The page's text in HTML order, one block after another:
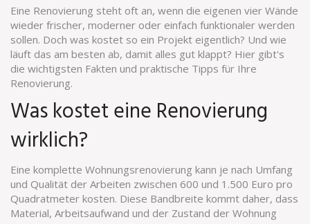
Eine Renovierung steht oft an, wenn die eigenen vier Wände
wieder frischer, moderner oder einfach funktionaler werden
sollen. Doch was kostet so ein Projekt eigentlich? Und wie
läuft das am besten ab, damit alles gut klappt? Hier gibt's
die wichtigsten Fakten und praktische Tipps für Ihre
Renovierung.
Was kostet eine Renovierung
wirklich?
Eine komplette Wohnungsrenovierung kann je nach Umfang
und Qualität der Arbeiten zwischen 600 und 1.500 Euro pro
Quadratmeter kosten. Diese Bandbreite kommt daher, dass
Material, Arbeitsaufwand und der Zustand der Wohnung